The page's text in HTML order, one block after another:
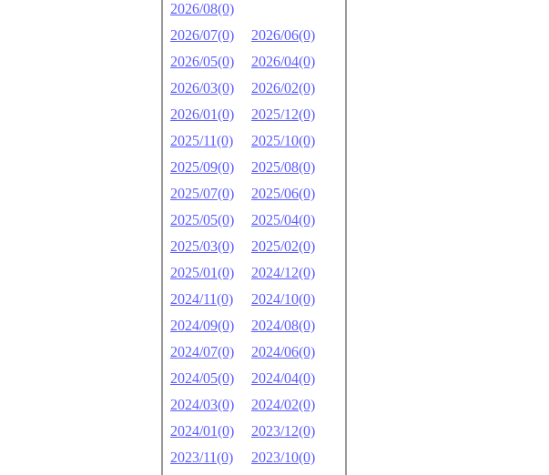
2026/08(0)
2026/07(0)
2026/06(0)
2026/05(0)
2026/04(0)
2026/03(0)
2026/02(0)
2026/01(0)
2025/12(0)
2025/11(0)
2025/10(0)
2025/09(0)
2025/08(0)
2025/07(0)
2025/06(0)
2025/05(0)
2025/04(0)
2025/03(0)
2025/02(0)
2025/01(0)
2024/12(0)
2024/11(0)
2024/10(0)
2024/09(0)
2024/08(0)
2024/07(0)
2024/06(0)
2024/05(0)
2024/04(0)
2024/03(0)
2024/02(0)
2024/01(0)
2023/12(0)
2023/11(0)
2023/10(0)